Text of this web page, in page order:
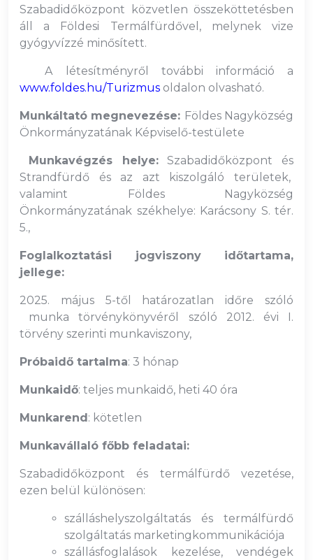
Szabadidőközpont közvetlen összeköttetésben
áll a Földesi Termálfürdővel, melynek vize
gyógyvízzé minősített.
A létesítményről további információ a
www.foldes.hu/Turizmus oldalon olvasható.
Munkáltató megnevezése: Földes Nagyközség
Önkormányzatának Képviselő-testülete
Munkavégzés helye:Szabadidőközpont és
Strandfürdő és az azt kiszolgáló területek,
valamint Földes Nagyközség
Önkormányzatának székhelye: Karácsony S. tér.
5.,
Foglalkoztatási jogviszony időtartama,
jellege:
2025. május 5-től határozatlan időre szóló
munka törvénykönyvéről szóló 2012. évi I.
törvény szerinti munkaviszony,
Próbaidő tartalma: 3 hónap
Munkaidő: teljes munkaidő, heti 40 óra
Munkarend: kötetlen
Munkavállaló főbb feladatai:
Szabadidőközpont és termálfürdő vezetése,
ezen belül különösen:
szálláshelyszolgáltatás és termálfürdő
szolgáltatás marketingkommunikációja
szállásfoglalások kezelése, vendégek